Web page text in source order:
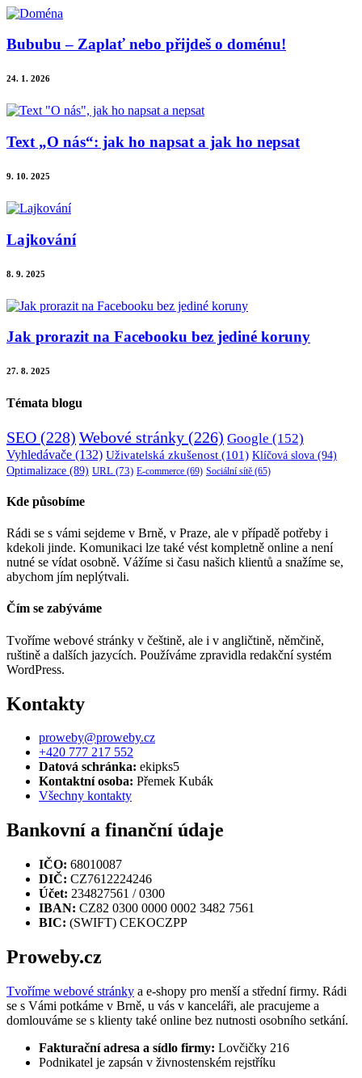
Bububu – Zaplať nebo přijdeš o doménu!
24. 1. 2026
Text „O nás“: jak ho napsat a jak ho nepsat
9. 10. 2025
Lajkování
8. 9. 2025
Jak prorazit na Facebooku bez jediné koruny
27. 8. 2025
Témata blogu
SEO (228) Webové stránky (226) Google (152)
Vyhledávače (132) Uživatelská zkušenost (101) Klíčová slova (94)
Optimalizace (89) URL (73) E-commerce (69) Sociální sítě (65)
Kde působíme
Rádi se s vámi sejdeme v Brně, v Praze, ale v případě potřeby i
kdekoli jinde. Komunikaci lze také vést kompletně online a není
nutné se vídat osobně. Vážíme si času našich klientů a snažíme se,
abychom jím neplýtvali.
Čím se zabýváme
Tvoříme webové stránky v češtině, ale i v angličtině, němčině,
ruštině a dalších jazycích. Používáme zpravidla redakční systém
WordPress.
Kontakty
proweby@proweby.cz
+420 777 217 552
Datová schránka: ekipks5
Kontaktní osoba: Přemek Kubák
Všechny kontakty
Bankovní a finanční údaje
IČO: 68010087
DIČ: CZ7612224246
Účet: 234827561 / 0300
IBAN: CZ82 0300 0000 0002 3482 7561
BIC: (SWIFT) CEKOCZPP
Proweby.cz
Tvoříme webové stránky a e-shopy pro menší a střední firmy. Rádi
se s Vámi potkáme v Brně, u vás v kanceláři, ale pracujeme a
domlouváme se s klienty také online bez nutnosti osobního setkání.
Fakturační adresa a sídlo firmy: Lovčičky 216
Podnikatel je zapsán v živnostenském rejstříku